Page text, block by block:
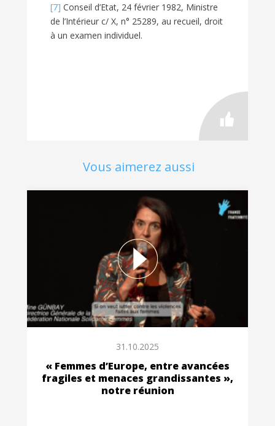
[7] Conseil d’Etat, 24 février 1982, Ministre
de l’Intérieur c/ X, n° 25289, au recueil, droit
à un examen individuel.
Vous aimerez aussi
31.10.2025
« Femmes d’Europe, entre avancées
fragiles et menaces grandissantes »,
notre réunion